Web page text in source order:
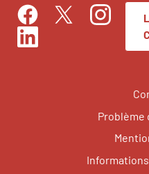
FacebookTwitter
LinkedIn
Problème